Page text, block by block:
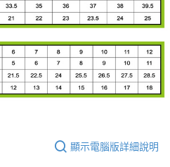
顯示電腦版詳細說明